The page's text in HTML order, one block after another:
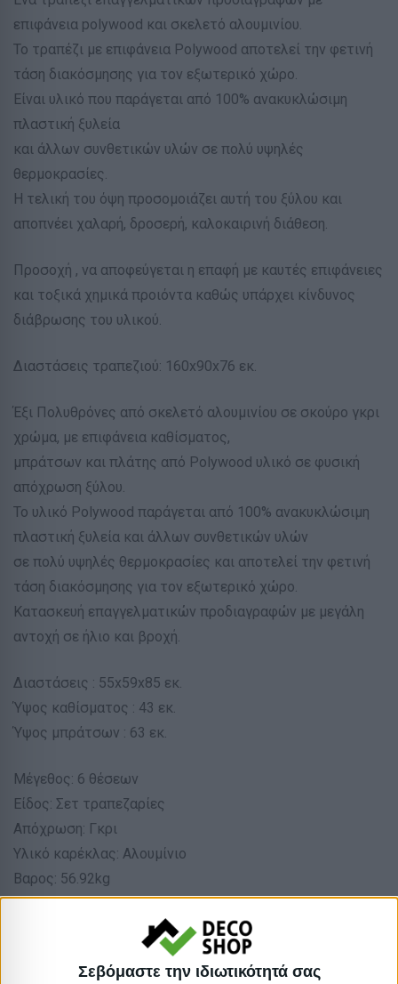
Σεβόμαστε την ιδιωτικότητά σας
επιφάνεια polywood και σκελετό αλουμινίου.
Το τραπέζι με επιφάνεια Polywood αποτελεί την φετινή
τάση διακόσμησης για τον εξωτερικό χώρο.
Είναι υλικό που παράγεται από 100% ανακυκλώσιμη
πλαστική ξυλεία
και άλλων συνθετικών υλών σε πολύ υψηλές
θερμοκρασίες.
H τελική του όψη προσομοιάζει αυτή του ξύλου και
αποπνέει χαλαρή, δροσερή, καλοκαιρινή διάθεση.
Προσοχή , να αποφεύγεται η επαφή με καυτές επιφάνειες
και τοξικά χημικά προιόντα καθώς υπάρχει κίνδυνος
διάβρωσης του υλικού.
Διαστάσεις τραπεζιού: 160x90x76 εκ.
Έξι Πολυθρόνες από σκελετό αλουμινίου σε σκούρο γκρι
χρώμα, με επιφάνεια καθίσματος,
μπράτσων και πλάτης από Polywood υλικό σε φυσική
απόχρωση ξύλου.
Το υλικό Polywood παράγεται από 100% ανακυκλώσιμη
πλαστική ξυλεία και άλλων συνθετικών υλών
σε πολύ υψηλές θερμοκρασίες και αποτελεί την φετινή
τάση διακόσμησης για τον εξωτερικό χώρο.
Κατασκευή επαγγελματικών προδιαγραφών με μεγάλη
αντοχή σε ήλιο και βροχή.
Διαστάσεις : 55x59x85 εκ.
Ύψος καθίσματος : 43 εκ.
Ύψος μπράτσων : 63 εκ.
Μέγεθος: 6 θέσεων
Είδος: Σετ τραπεζαρίες
Απόχρωση: Γκρι
Υλικό καρέκλας: Αλουμίνιο
Βαρος: 56.92kg
Όγκος: 0.445 m³
Ελάχιστη ποσότητα: 1
Επόμενη εκτιμώμενη ημερομηνία παραλαβής: 2026-06-
05T00:00:00